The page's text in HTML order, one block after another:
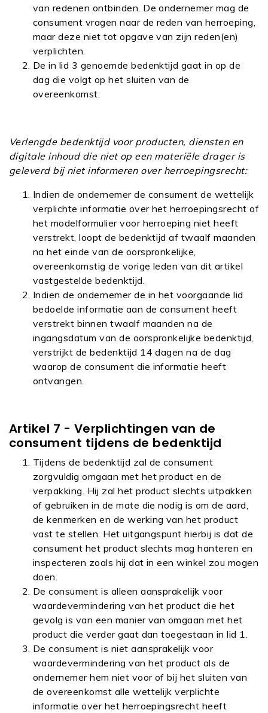
van redenen ontbinden. De ondernemer mag de
consument vragen naar de reden van herroeping,
maar deze niet tot opgave van zijn reden(en)
verplichten.
De in lid 3 genoemde bedenktijd gaat in op de
dag die volgt op het sluiten van de
overeenkomst.
Verlengde bedenktijd voor producten, diensten en
digitale inhoud die niet op een materiële drager is
geleverd bij niet informeren over herroepingsrecht:
Indien de ondernemer de consument de wettelijk
verplichte informatie over het herroepingsrecht of
het modelformulier voor herroeping niet heeft
verstrekt, loopt de bedenktijd af twaalf maanden
na het einde van de oorspronkelijke,
overeenkomstig de vorige leden van dit artikel
vastgestelde bedenktijd.
Indien de ondernemer de in het voorgaande lid
bedoelde informatie aan de consument heeft
verstrekt binnen twaalf maanden na de
ingangsdatum van de oorspronkelijke bedenktijd,
verstrijkt de bedenktijd 14 dagen na de dag
waarop de consument die informatie heeft
ontvangen.
Artikel 7 - Verplichtingen van de
consument tijdens de bedenktijd
Tijdens de bedenktijd zal de consument
zorgvuldig omgaan met het product en de
verpakking. Hij zal het product slechts uitpakken
of gebruiken in de mate die nodig is om de aard,
de kenmerken en de werking van het product
vast te stellen. Het uitgangspunt hierbij is dat de
consument het product slechts mag hanteren en
inspecteren zoals hij dat in een winkel zou mogen
doen.
De consument is alleen aansprakelijk voor
waardevermindering van het product die het
gevolg is van een manier van omgaan met het
product die verder gaat dan toegestaan in lid 1.
De consument is niet aansprakelijk voor
waardevermindering van het product als de
ondernemer hem niet voor of bij het sluiten van
de overeenkomst alle wettelijk verplichte
informatie over het herroepingsrecht heeft